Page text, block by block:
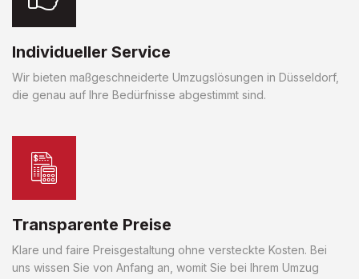
Individueller Service
Wir bieten maßgeschneiderte Umzugslösungen in Düsseldorf,
die genau auf Ihre Bedürfnisse abgestimmt sind.
Transparente Preise
Klare und faire Preisgestaltung ohne versteckte Kosten. Bei
uns wissen Sie von Anfang an, womit Sie bei Ihrem Umzug